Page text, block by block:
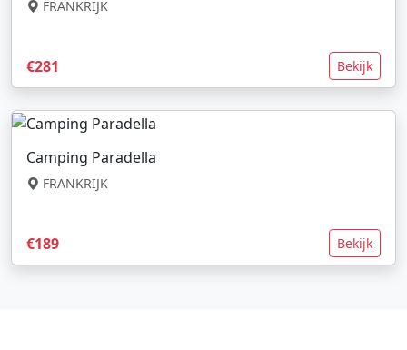
FRANKRIJK
€281 Bekijk
Camping Paradella
FRANKRIJK
€189 Bekijk